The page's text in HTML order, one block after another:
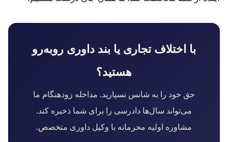
با اختلاف تجاری یا بند داوری روبه‌رو
هستید؟
حق خود را به شانس نسپارید. مداخله زودهنگام ما
می‌تواند سال‌ها دادرسی را برای شما ذخیره کند.
مشاوره اولیه محرمانه با وکیل داوری متخصص.